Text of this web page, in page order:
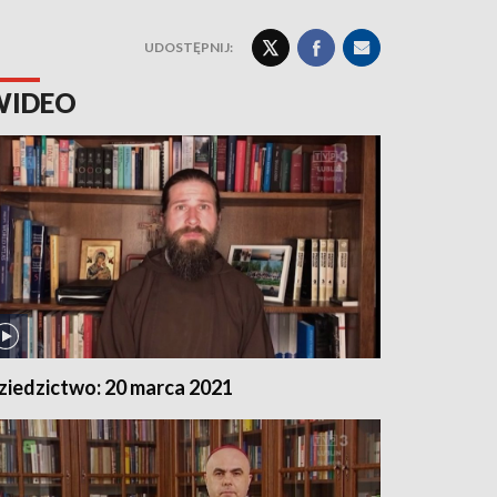
UDOSTĘPNIJ:
20 marca 2021